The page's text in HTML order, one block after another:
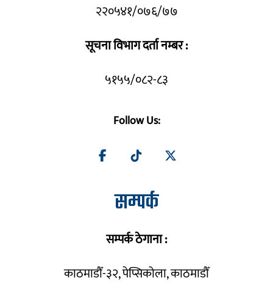
२२०५४१/०७६/७७
सूचना विभाग दर्ता नम्बर :
५१५५/०८२-८३
Follow Us:
सम्पर्क
सम्पर्क ठेगाना :
काठमाडौँ-३२, पेप्सिकोला, काठमाडौँ